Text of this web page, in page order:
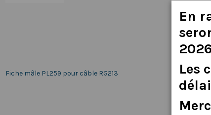
Fiche mâle PL259 pour câble RG213
En
2026
Les
délai